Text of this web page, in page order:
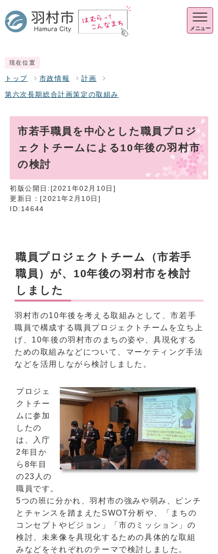
メニュー
現在位置
トップ 市政情報 計画
第六次長期総合計画策定の取組み
市若手職員を中心とした職員プロジ
ェクトチームによる10年後の羽村市
の検討
初版公開日:[2021年02月10日]
更新日：[2021年2月10日]
ID:14644
職員プロジェクトチーム（市若手
職員）が、10年後の羽村市を検討
しました
羽村市の10年後を考える取組みとして、市若手
職員で構成する職員プロジェクトチームを立ち上
げ、10年後の羽村市のまちの姿や、具現化する
ための取組みなどについて、マーケティング手法
などを活用しながら検討しました。
プロジェ
クトチー
ムに参加
したの
は、入庁
2年目か
ら8年目
の23人の
職員です。
5つの班に分かれ、羽村市の強みや弱み、ピンチ
とチャンスを踏まえたSWOT分析や、「まちの
コンセプトやビジョン」「市のミッション」の
検討、未来像を具現化するための具体的な取組
みなどをそれぞれのテーマで検討しました。